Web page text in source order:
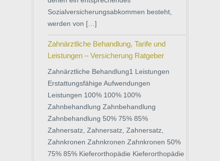
Sozialversicherungsabkommen besteht,
werden von […]
Zahnärztliche Behandlung, Tarife und
Leistungen – Versicherung Ratgeber
Zahnärztliche Behandlung1 Leistungen
Erstattungsfähige Aufwendungen
Leistungen 100% 100% 100%
Zahnbehandlung Zahnbehandlung
Zahnbehandlung 50% 75% 85%
Zahnersatz, Zahnersatz, Zahnersatz,
Zahnkronen Zahnkronen Zahnkronen 50%
75% 85% Kieferorthopädie Kieferorthopädie